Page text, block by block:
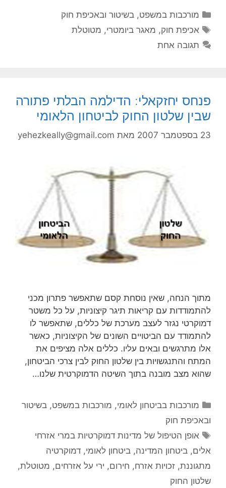
קטגוריות
מורכבות במשפט, בשיטור ובאכיפת חוק
תגיות
אכיפת חוק, מאגר ביומטרי, מטוטלת
תגובה אחת
פנחס יחזקאלי: הדילמה הבלתי פתורה
שבין שלטון החוק לביטחון הלאומי
23 בספטמבר 2007 מאת yehezkeally@gmail.com
מתוך הנחה, שאין נוסחת קסם שתאפשר פתרון מכני
להתמודדות עם קריאות תיגר קיצוניות, על כל משטר
דמוקרטי נגזר לעצב מערכת של כללים, שתאפשר לו
להתמודד עם הביטויים השונים של הקיצוניות, כאשר
אלו מתרגשים ובאים עליו. כללים אלה מציפים את
המתח והתנגשויות בין שלטון החוק לבין צרכי הביטחון,
שהוא מצב מובנה בתוך השיטה הדמוקרטית שלנו…
קטגוריות
מורכבות בביטחון לאומי, מורכבות במשפט, בשיטור
ובאכיפת חוק
תגיות
אופן הטיפול של מדינות דמוקרטיות במרי אזרחי
אלים, ביטחון המדינה, ביטחון לאומי, דמוקרטיה
מתגוננת, זכויות אזרח, חירום, ירי על אזרחים, מטוטלת,
שלטון החוק